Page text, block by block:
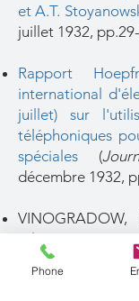
et A.T.
juillet 1932,
Rapport
international
juillet) sur
téléphoniques
spéciales (
décembre 1932,
VINOGRADOW,
télévision ?",
septembre 1932,
Phone